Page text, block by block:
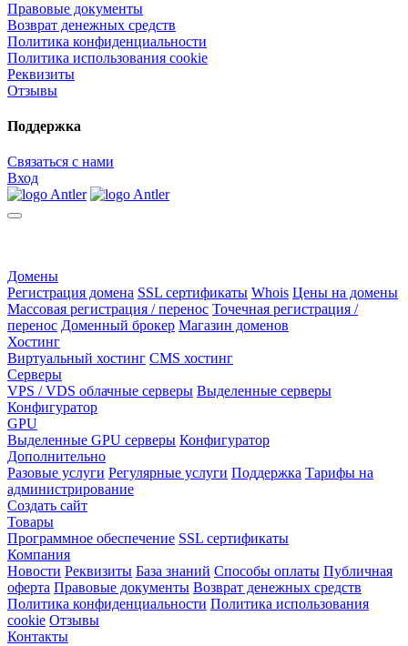
Правовые документы
Возврат денежных средств
Политика конфиденциальности
Политика использования cookie
Реквизиты
Отзывы
Поддержка
Связаться с нами
Вход
Домены
Регистрация домена SSL сертификаты Whois Цены на домены
Массовая регистрация / перенос Точечная регистрация /
перенос Доменный брокер Магазин доменов
Хостинг
Виртуальный хостинг CMS хостинг
Серверы
VPS / VDS облачные серверы Выделенные серверы
Конфигуратор
GPU
Выделенные GPU серверы Конфигуратор
Дополнительно
Разовые услуги Регулярные услуги Поддержка Тарифы на
администрирование
Создать сайт
Товары
Программное обеспечение SSL сертификаты
Компания
Новости Реквизиты База знаний Способы оплаты Публичная
оферта Правовые документы Возврат денежных средств
Политика конфиденциальности Политика использования
cookie Отзывы
Контакты